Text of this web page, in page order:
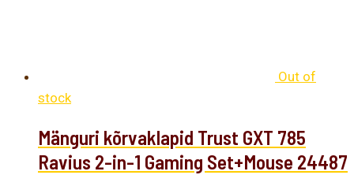
Out of
stock
Mänguri kõrvaklapid Trust GXT 785
Ravius 2-in-1 Gaming Set+Mouse 24487